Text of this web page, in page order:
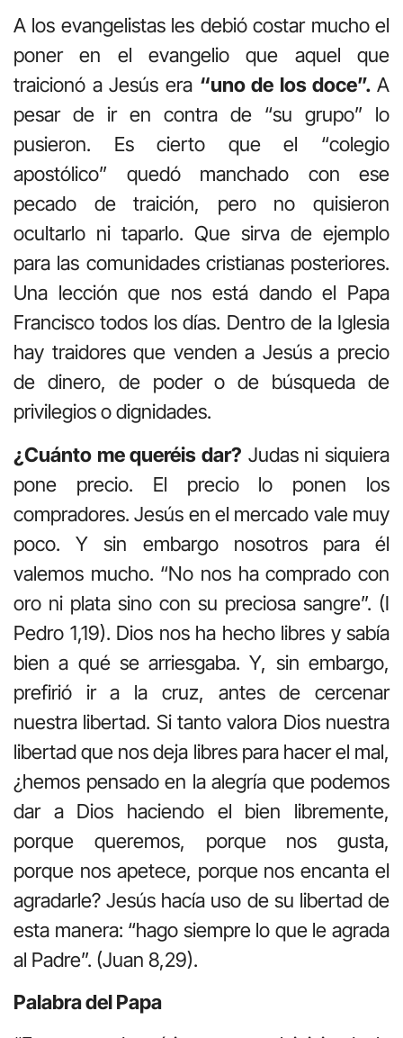
A los evangelistas les debió costar mucho el
poner en el evangelio que aquel que
traicionó a Jesús era “uno de los doce”. A
pesar de ir en contra de “su grupo” lo
pusieron. Es cierto que el “colegio
apostólico” quedó manchado con ese
pecado de traición, pero no quisieron
ocultarlo ni taparlo. Que sirva de ejemplo
para las comunidades cristianas posteriores.
Una lección que nos está dando el Papa
Francisco todos los días. Dentro de la Iglesia
hay traidores que venden a Jesús a precio
de dinero, de poder o de búsqueda de
privilegios o dignidades.
¿Cuánto me queréis dar? Judas ni siquiera
pone precio. El precio lo ponen los
compradores. Jesús en el mercado vale muy
poco. Y sin embargo nosotros para él
valemos mucho. “No nos ha comprado con
oro ni plata sino con su preciosa sangre”. (I
Pedro 1,19). Dios nos ha hecho libres y sabía
bien a qué se arriesgaba. Y, sin embargo,
prefirió ir a la cruz, antes de cercenar
nuestra libertad. Si tanto valora Dios nuestra
libertad que nos deja libres para hacer el mal,
¿hemos pensado en la alegría que podemos
dar a Dios haciendo el bien libremente,
porque queremos, porque nos gusta,
porque nos apetece, porque nos encanta el
agradarle? Jesús hacía uso de su libertad de
esta manera: “hago siempre lo que le agrada
al Padre”. (Juan 8,29).
Palabra del Papa